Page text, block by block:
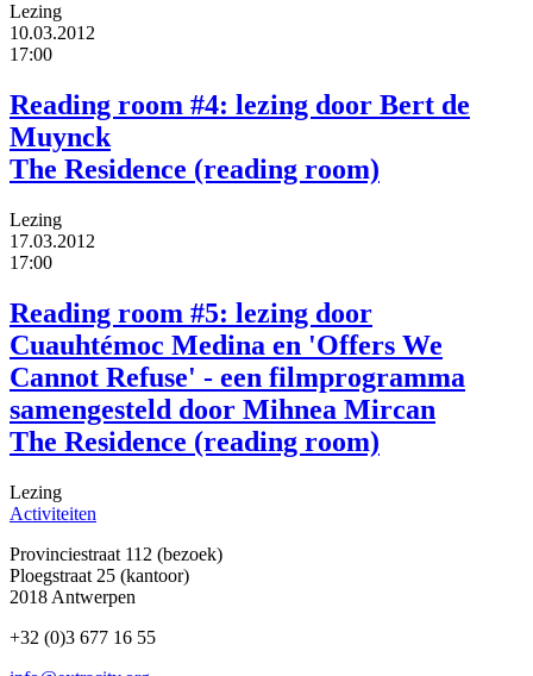
Lezing
10.03.2012
17:00
Reading room #4: lezing door Bert de
Muynck
The Residence (reading room)
Lezing
17.03.2012
17:00
Reading room #5: lezing door
Cuauhtémoc Medina en 'Offers We
Cannot Refuse' - een filmprogramma
samengesteld door Mihnea Mircan
The Residence (reading room)
Lezing
Activiteiten
Provinciestraat 112 (bezoek)
Ploegstraat 25 (kantoor)
2018 Antwerpen
+32 (0)3 677 16 55